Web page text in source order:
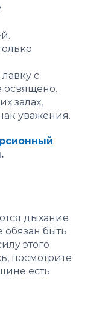
с
освящено.
залах,
уважения.
дыхание
обязан быть
этого
посмотрите
есть